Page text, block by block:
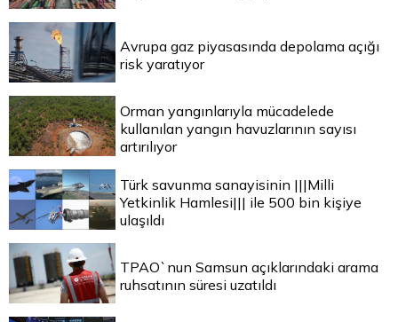
Avrupa gaz piyasasında depolama açığı
risk yaratıyor
Orman yangınlarıyla mücadelede
kullanılan yangın havuzlarının sayısı
artırılıyor
Türk savunma sanayisinin |||Milli
Yetkinlik Hamlesi||| ile 500 bin kişiye
ulaşıldı
TPAO`nun Samsun açıklarındaki arama
ruhsatının süresi uzatıldı